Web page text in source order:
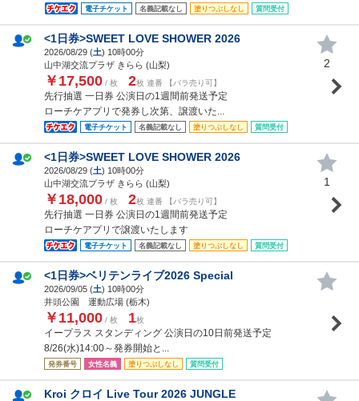
電子チケット 名義記載なし 塗りつぶしなし 質問受付
<1日券>SWEET LOVE SHOWER 2026
2026/08/29 (土) 10時00分
山中湖交流プラザ きらら (山梨)
￥17,500 / 枚 2枚 連番 【バラ売り可】
先行抽選 一日券 公演日の1週間前発送予定
ローチケアプリで発券し次第、譲渡いた...
電子チケット 名義記載なし 塗りつぶしなし 質問受付
2
<1日券>SWEET LOVE SHOWER 2026
2026/08/29 (土) 10時00分
山中湖交流プラザ きらら (山梨)
￥18,000 / 枚 2枚 連番 【バラ売り可】
先行抽選 一日券 公演日の1週間前発送予定
ローチケアプリで譲渡いたします
電子チケット 名義記載なし 塗りつぶしなし 質問受付
1
<1日券>ベリテンライブ2026 Special
2026/09/05 (土) 10時00分
井頭公園 運動広場 (栃木)
￥11,000 / 枚 1枚
イープラス スタンディング 公演日の10日前発送予定
8/26(水)14:00～発券開始と...
発券番号 女性名義 塗りつぶしなし 質問受付
Kroi クロイ Live Tour 2026 JUNGLE